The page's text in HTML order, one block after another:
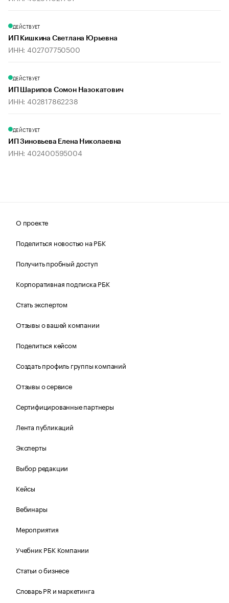
ДЕЙСТВУЕТ
ИП Кишкина Светлана Юрьевна
ИНН: 402707750500
ДЕЙСТВУЕТ
ИП Шарипов Сомон Назокатович
ИНН: 402817862238
ДЕЙСТВУЕТ
ИП Зиновьева Елена Николаевна
ИНН: 402400595004
О проекте
Поделиться новостью на РБК
Получить пробный доступ
Корпоративная подписка РБК
Стать экспертом
Отзывы о вашей компании
Поделиться кейсом
Создать профиль группы компаний
Отзывы о сервисе
Сертифицированные партнеры
Лента публикаций
Эксперты
Выбор редакции
Кейсы
Вебинары
Мероприятия
Учебник РБК Компании
Статьи о бизнесе
Словарь PR и маркетинга